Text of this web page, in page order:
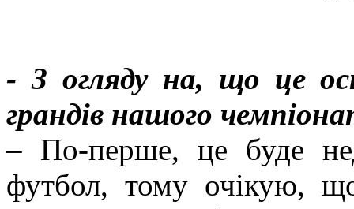
- З огляду на, що це
грандів нашого
– По-перше, це буде
футбол, тому очікую,